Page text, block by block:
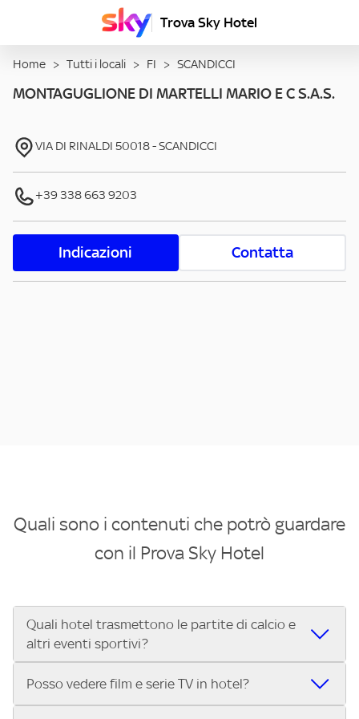
Trova Sky Hotel
Home > Tutti i locali > FI > SCANDICCI
MONTAGUGLIONE DI MARTELLI MARIO E C S.A.S.
VIA DI RINALDI 50018-SCANDICCI
+39 338 663 9203
Indicazioni Contatta
Quali sono i contenuti che potrò guardare
con il Prova Sky Hotel
Quali hotel trasmettono le partite di calcio e
altri eventi sportivi?
Se cerchi un hotel dove poter vedere le partite di Serie A,
Posso vedere film e serie TV in hotel?